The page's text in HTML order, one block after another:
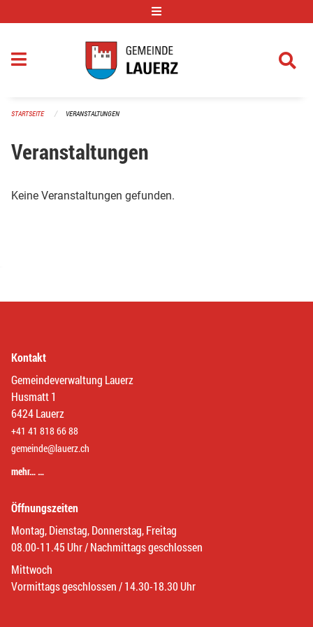
STARTSEITE VERANSTALTUNGEN
Veranstaltungen
Keine Veranstaltungen gefunden.
Kontakt
Gemeindeverwaltung Lauerz
Husmatt 1
6424 Lauerz
+41 41 818 66 88
gemeinde@lauerz.ch
mehr… …
Öffnungszeiten
Montag, Dienstag, Donnerstag, Freitag
08.00-11.45 Uhr / Nachmittags geschlossen
Mittwoch
Vormittags geschlossen / 14.30-18.30 Uhr